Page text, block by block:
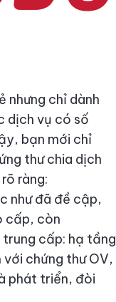
nhưng chỉ dành
dịch vụ có số
bạn mới chỉ
thư chia dịch
ràng:
như đã đề cập,
cấp, còn
trung cấp: hạ tầng
chứng thư OV,
phát triển, đòi